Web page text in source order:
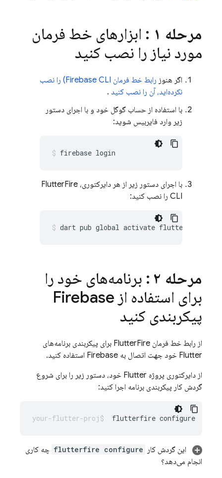
مرحله ۱
: ابزارهای خط فرمان
مورد نیاز را نصب کنید
اگر هنوز رابط خط فرمان FirebaseCLI) را نصب
نکرده‌اید، آن را نصب کنید .
با استفاده از حساب گوگل خود و با اجرای دستور
زیر وارد فایربیس شوید:
firebase
با اجرای دستور زیر از هر دایرکتوری، FlutterFire
CLI را نصب کنید:
dart pub global activate
مرحله ۲
: برنامه‌های خود را
برای استفاده از Firebase
پیکربندی کنید
از رابط خط فرمان FlutterFire برای پیکربندی برنامه‌های
Flutter خود جهت اتصال به Firebase استفاده کنید.
از دایرکتوری پروژه Flutter خود، دستور زیر را برای شروع
گردش کار پیکربندی برنامه اجرا کنید:
flutterfire
این گردش کار flutterfire configure چه کاری
انجام می‌دهد؟